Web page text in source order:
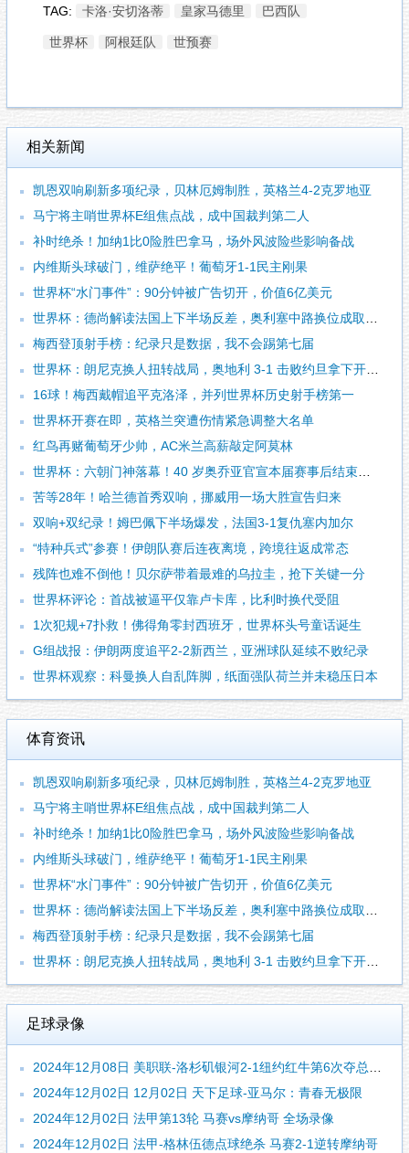
TAG: 卡洛·安切洛蒂 皇家马德里 巴西队
世界杯 阿根廷队 世预赛
相关新闻
凯恩双响刷新多项纪录，贝林厄姆制胜，英格兰4-2克罗地亚
马宁将主哨世界杯E组焦点战，成中国裁判第二人
补时绝杀！加纳1比0险胜巴拿马，场外风波险些影响备战
内维斯头球破门，维萨绝平！葡萄牙1-1民主刚果
世界杯“水门事件”：90分钟被广告切开，价值6亿美元
世界杯：德尚解读法国上下半场反差，奥利塞中路换位成取胜关键
梅西登顶射手榜：纪录只是数据，我不会踢第七届
世界杯：朗尼克换人扭转战局，奥地利 3-1 击败约旦拿下开门红
16球！梅西戴帽追平克洛泽，并列世界杯历史射手榜第一
世界杯开赛在即，英格兰突遭伤情紧急调整大名单
红鸟再赌葡萄牙少帅，AC米兰高薪敲定阿莫林
世界杯：六朝门神落幕！40 岁奥乔亚官宣本届赛事后结束国脚生涯
苦等28年！哈兰德首秀双响，挪威用一场大胜宣告归来
双响+双纪录！姆巴佩下半场爆发，法国3-1复仇塞内加尔
“特种兵式”参赛！伊朗队赛后连夜离境，跨境往返成常态
残阵也难不倒他！贝尔萨带着最难的乌拉圭，抢下关键一分
世界杯评论：首战被逼平仅靠卢卡库，比利时换代受阻
1次犯规+7扑救！佛得角零封西班牙，世界杯头号童话诞生
G组战报：伊朗两度追平2-2新西兰，亚洲球队延续不败纪录
世界杯观察：科曼换人自乱阵脚，纸面强队荷兰并未稳压日本
体育资讯
凯恩双响刷新多项纪录，贝林厄姆制胜，英格兰4-2克罗地亚
马宁将主哨世界杯E组焦点战，成中国裁判第二人
补时绝杀！加纳1比0险胜巴拿马，场外风波险些影响备战
内维斯头球破门，维萨绝平！葡萄牙1-1民主刚果
世界杯“水门事件”：90分钟被广告切开，价值6亿美元
世界杯：德尚解读法国上下半场反差，奥利塞中路换位成取胜关键
梅西登顶射手榜：纪录只是数据，我不会踢第七届
世界杯：朗尼克换人扭转战局，奥地利 3-1 击败约旦拿下开门红
足球录像
2024年12月08日 美职联-洛杉矶银河2-1纽约红牛第6次夺总冠军 罗伊斯个人联赛首冠
2024年12月02日 12月02日 天下足球-亚马尔：青春无极限
2024年12月02日 法甲第13轮 马赛vs摩纳哥 全场录像
2024年12月02日 法甲-格林伍德点球绝杀 马赛2-1逆转摩纳哥